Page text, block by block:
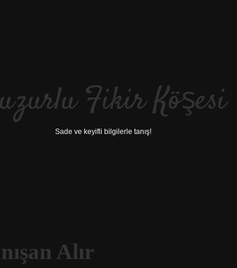
Fikir Köşesi
Sade ve keyifli bilgilerle tanış!
Alır